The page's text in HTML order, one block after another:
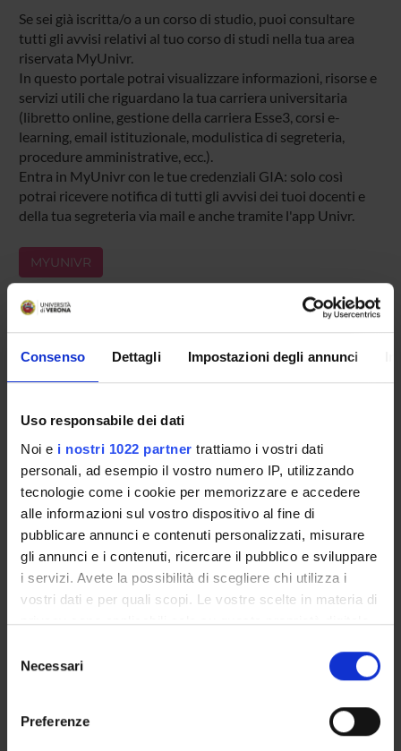
Consenso Dettagli Impostazioni degli annunci
Uso responsabile dei dati
Noi e i nostri 1022 partner trattiamo i vostri dati
personali, ad esempio il vostro numero IP, utilizzando
tecnologie come i cookie per memorizzare e accedere
alle informazioni sul vostro dispositivo al fine di
pubblicare annunci e contenuti personalizzati, misurare
gli annunci e i contenuti, ricercare il pubblico e sviluppare
i servizi. Avete la possibilità di scegliere chi utilizza i
vostri dati e per quali scopi. Le vostre scelte in materia di
privacy sono applicabili solo su questa proprietà digitale
modificare o revocare il proprio consenso in qualsiasi
momento dalla Dichiarazione sui cookie o facendo clic
delNecessari
Preferenze
Se sei già iscritta/o a un corso di studio, puoi consultare
tutti gli avvisi relativi al tuo corso di studi nella tua area
riservata MyUnivr.
In questo portale potrai visualizzare informazioni, risorse e
servizi utili che riguardano la tua carriera universitaria
(libretto online, gestione della carriera Esse3, corsi e-
learning, email istituzionale, modulistica di segreteria,
procedure amministrative, ecc.).
Entra in MyUnivr con le tue credenziali GIA: solo così
potrai ricevere notifica di tutti gli avvisi dei tuoi docenti e
della tua segreteria via mail e anche tramite l'app Univr.
MYUNIVR
Come iscriversi
Calendario didattico
Calendario esami
Bacheca avvisi
Proposte tesi e stage
Organi collegiali e di governo
Docenti
CORSI DI STUDIO
DOTTORATI, MASTER E FORMAZIONE SUPERIORE